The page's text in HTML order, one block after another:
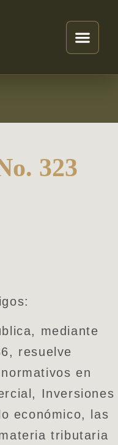
323
mediante
resuelve
en
Inversiones
económico, las
tributaria